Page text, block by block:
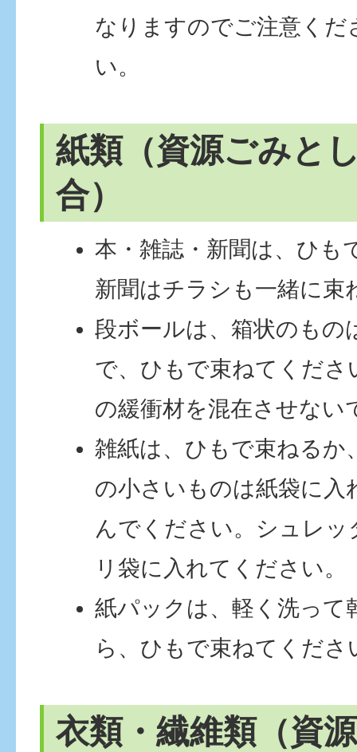
なりますのでご注意くだ
い。
紙類（資源ごみと
合）
本・雑誌・新聞は、ひも
新聞はチラシも一緒に束
段ボールは、箱状のもの
で、ひもで束ねてくだ
の緩衝材を混在させない
雑紙は、ひもで束ねるか
の小さいものは紙袋に入
んでください。シュレ
リ袋に入れてください。
紙パックは、軽く洗って
ら、ひもで束ねてくださ
衣類・繊維類（資